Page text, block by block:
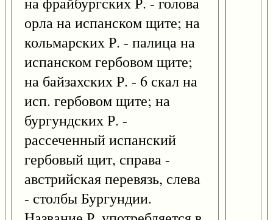
орла на испанском щите; на
кольмарских Р. - палица на
испанском гербовом щите;
на байзахских Р. - 6 скал на
исп. гербовом щите; на
бургундских Р. -
рассеченный испанский
гербовый щит, справа -
австрийская перевязь, слева
- столбы Бургундии.